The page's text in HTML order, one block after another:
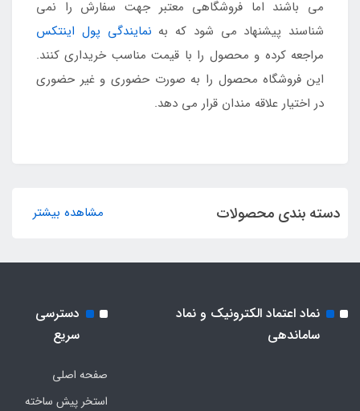
می باشند اما فروشگاهی معتبر جهت سفارش را نمی
شناسند پیشنهاد می شود که به نمایندگی پول اینتکس
مراجعه کرده و محصول را با قیمت مناسب خریداری کنند.
این فروشگاه محصول را به صورت حضوری و غیر حضوری
در اختیار علاقه مندان قرار می دهد.
دسته بندی محصولات مشاهده بیشتر
نماد اعتماد الکترونیک و نماد
ساماندهی
دسترسی
سریع
صفحه اصلی
استخر پیش ساخته